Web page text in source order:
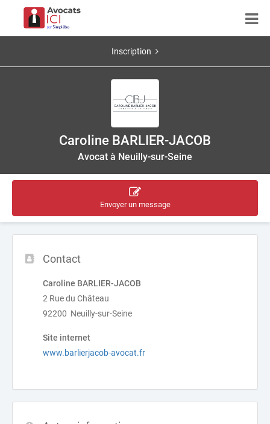
Inscription
Caroline BARLIER-JACOB
Avocat à Neuilly-sur-Seine
Envoyer un message
Contact
Caroline BARLIER-JACOB
2 Rue du Château
92200 Neuilly-sur-Seine
Site internet
www.barlierjacob-avocat.fr